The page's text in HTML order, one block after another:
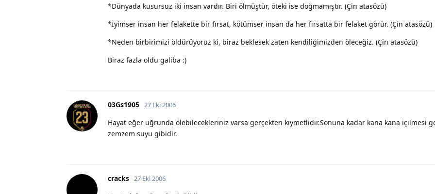
*Dünyada kusursuz iki insan vardır. Biri ölmüştür, öteki ise doğmamıştır. (Çin atasözü)
*İyimser insan her felakette bir fırsat, kötümser insan da her fırsatta bir felaket görür. (Çin atasözü)
*Neden birbirimizi öldürüyoruz ki, biraz beklesek zaten kendiliğimizden öleceğiz. (Çin atasözü)
Biraz fazla oldu galiba :)
03Gs1905 27 Eki 2006
Hayat eğer uğrunda ölebilecekleriniz varsa gerçekten kıymetlidir.Sonuna kadar kana kana içilmesi
zemzem suyu gibidir.
cracks 27 Eki 2006